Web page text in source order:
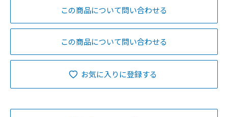
この商品について問い合わせる
この商品について問い合わせる
お気に入りに登録する